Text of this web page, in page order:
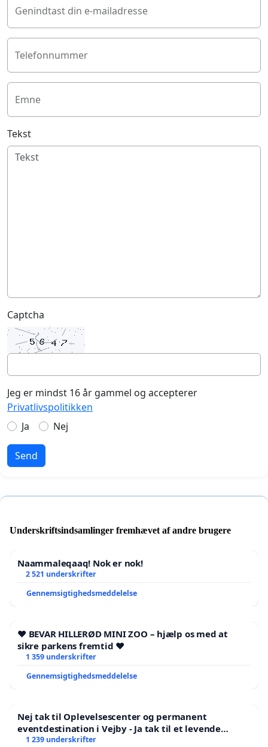
Genindtast din e-mailadresse
Telefonnummer
Emne
Tekst
Captcha
Jeg er mindst 16 år gammel og accepterer
Privatlivspolitikken
Ja
Nej
Send
Underskriftsindsamlinger fremhævet af andre brugere
Naammaleqaaq! Nok er nok!
2 521 underskrifter
Gennemsigtighedsmeddelelse
❤️ BEVAR HILLERØD MINI ZOO – hjælp os med at
sikre parkens fremtid ❤️
1 359 underskrifter
Gennemsigtighedsmeddelelse
Nej tak til Oplevelsescenter og permanent
eventdestination i Vejby - Ja tak til et levende
lokalområde i balance
1 239 underskrifter